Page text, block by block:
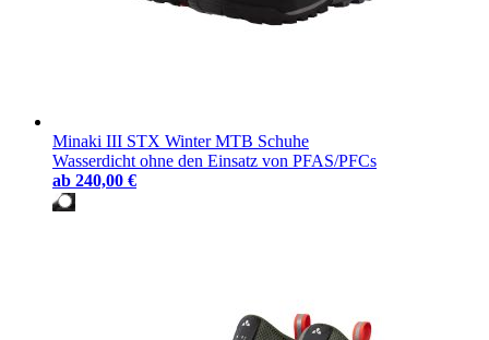
Minaki III STX Winter MTB Schuhe
Wasserdicht ohne den Einsatz von PFAS/PFCs
ab 240,00 €